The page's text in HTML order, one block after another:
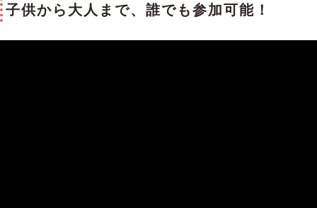
子供から大人まで、誰でも参加可能！